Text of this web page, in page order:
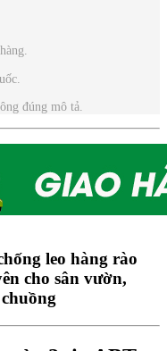
đúng mô tả.
leo hàng rào
cho sân vườn,